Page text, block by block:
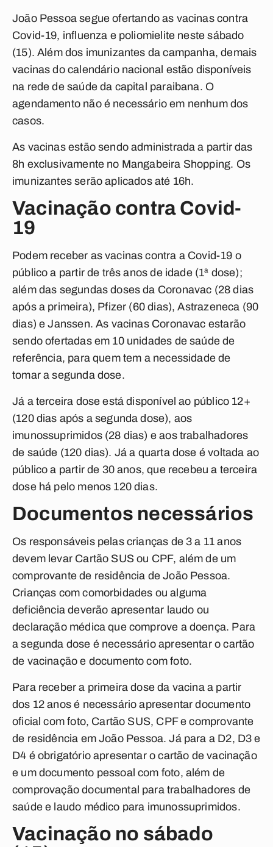
João Pessoasegue ofertando as vacinas contra
Covid-19, influenza e poliomielite neste sábado
(15). Além dos imunizantes da campanha, demais
vacinas do calendário nacional estão disponíveis
na rede de saúde da capital paraibana. O
agendamento não é necessário em nenhum dos
casos.
As vacinas estão sendo administrada a partir das
8h exclusivamente no Mangabeira Shopping. Os
imunizantes serão aplicados até 16h.
Vacinação contra Covid-
19
Podem receber as vacinas contra a Covid-19 o
público a partir de três anos de idade (1ª dose);
além das segundas doses da Coronavac (28 dias
após a primeira), Pfizer (60 dias), Astrazeneca (90
dias) e Janssen. As vacinas Coronavac estarão
sendo ofertadas em 10 unidades de saúde de
referência, para quem tem a necessidade de
tomar a segunda dose.
Já a terceira dose está disponível ao público 12+
(120 dias após a segunda dose), aos
imunossuprimidos (28 dias) e aos trabalhadores
de saúde (120 dias). Já a quarta dose é voltada ao
público a partir de 30 anos, que recebeu a terceira
dose há pelo menos 120 dias.
Documentos necessários
Os responsáveis pelas crianças de 3 a 11 anos
devem levar Cartão SUS ou CPF, além de um
comprovante de residência deJoão Pessoa.
Crianças com comorbidades ou alguma
deficiência deverão apresentar laudo ou
declaração médica que comprove a doença. Para
a segunda dose é necessário apresentar o cartão
de vacinação e documento com foto.
Para receber a primeira dose da vacina a partir
dos 12 anos é necessário apresentar documento
oficial com foto, Cartão SUS, CPF e comprovante
de residência emJoão Pessoa. Já para a D2, D3 e
D4 é obrigatório apresentar o cartão de vacinação
e um documento pessoal com foto, além de
comprovação documental para trabalhadores de
saúde e laudo médico para imunossuprimidos.
Vacinação no sábado